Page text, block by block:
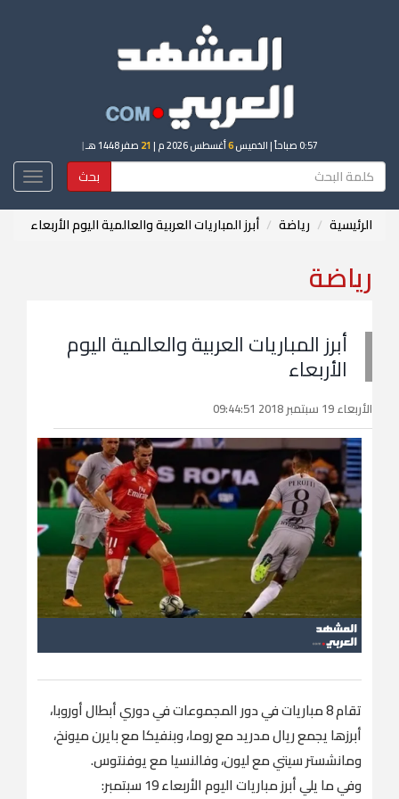
0:57 صباحاً | الخميس6أغسطس 2026 م | 21 صفر 1448 هـ |
بحث
الرئيسية رياضة أبرز المباريات العربية والعالمية اليوم الأربعاء
رياضة
أبرز المباريات العربية والعالمية اليوم
الأربعاء
الأربعاء 19 سبتمبر 2018 09:44:51
تقام 8 مباريات في دور المجموعات في دوري أبطال أوروبا،
أبرزها يجمع ريال مدريد مع روما، وبنفيكا مع بايرن ميونخ،
ومانشستر سيتي مع ليون، وفالنسيا مع يوفنتوس.
وفي ما يلي أبرز مباريات اليوم الأربعاء 19 سبتمبر: